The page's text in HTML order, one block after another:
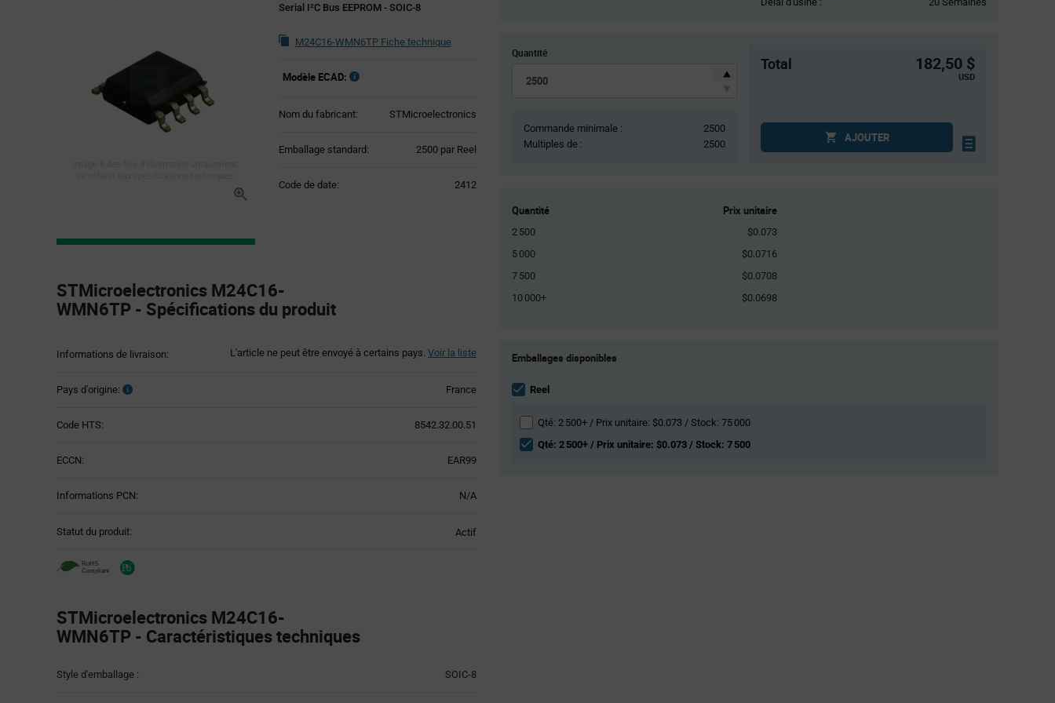
Serial I²C Bus EEPROM - SOIC-8
M24C16-WMN6TP Fiche technique
Modèle ECAD:
Nom du fabricant: STMicroelectronics
Emballage standard: 2500 par Reel
Code de date: 2412
Specification
Section
STMicroelectronics M24C16-
WMN6TP - Spécifications du produit
Informations de livraison: L'article ne peut être envoyé à certains pays. Voir la liste
Pays d'origine: France
Code HTS: 8542.32.00.51
ECCN: EAR99
Informations PCN: N/A
Statut du produit: Actif
STMicroelectronics M24C16-
WMN6TP - Caractéristiques techniques
Table
Style d'emballage : SOIC-8
Quantité
Commande minimale :
2500
Multiples de :
2500
Total 182,50 $
USD
AJOUTER
Quantité Prix unitaire
2 500
$0.073
5 000
$0.0716
7 500
$0.0708
10 000+
$0.0698
Variant
section
Emballages disponibles
Reel
Qté: 2 500+ / Prix unitaire: $0.073 / Stock: 75 000
Qté: 2 500+ / Prix unitaire: $0.073 / Stock: 7 500